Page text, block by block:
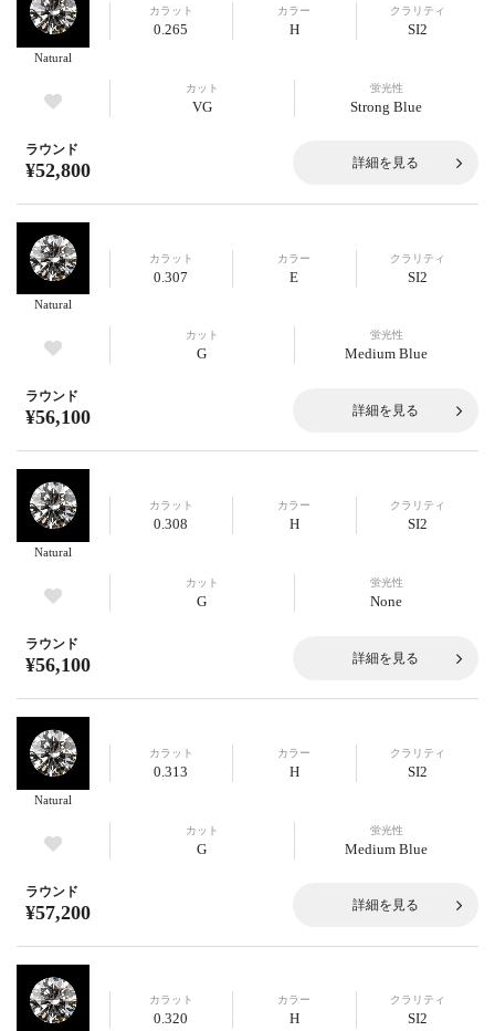
Natural
カラット
0.265
カラー
H
クラリティ
SI2
カット
VG
蛍光性
Strong Blue
ラウンド
¥52,800 詳細を見る
Natural
カラット
0.307
カラー
E
クラリティ
SI2
カット
G
蛍光性
Medium Blue
ラウンド
¥56,100 詳細を見る
Natural
カラット
0.308
カラー
H
クラリティ
SI2
カット
G
蛍光性
None
ラウンド
¥56,100 詳細を見る
Natural
カラット
0.313
カラー
H
クラリティ
SI2
カット
G
蛍光性
Medium Blue
ラウンド
¥57,200 詳細を見る
カラット
0.320
カラー
H
クラリティ
SI2